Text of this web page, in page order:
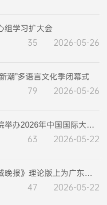
组学习扩大会
35 2026-05-26
潮”多语言文化季闭幕式
79 2026-05-26
数学与计算机学院、山海书院举办2026年中国国际大学生创新大赛专题培训营
63 2026-05-22
商学院种照辉副教授在《羊城晚报》理论版上为广东贸易强省建设建言献策
47 2026-05-22